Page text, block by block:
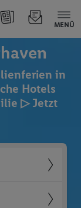
MENÜ
in
Hotels
▷ Jetzt